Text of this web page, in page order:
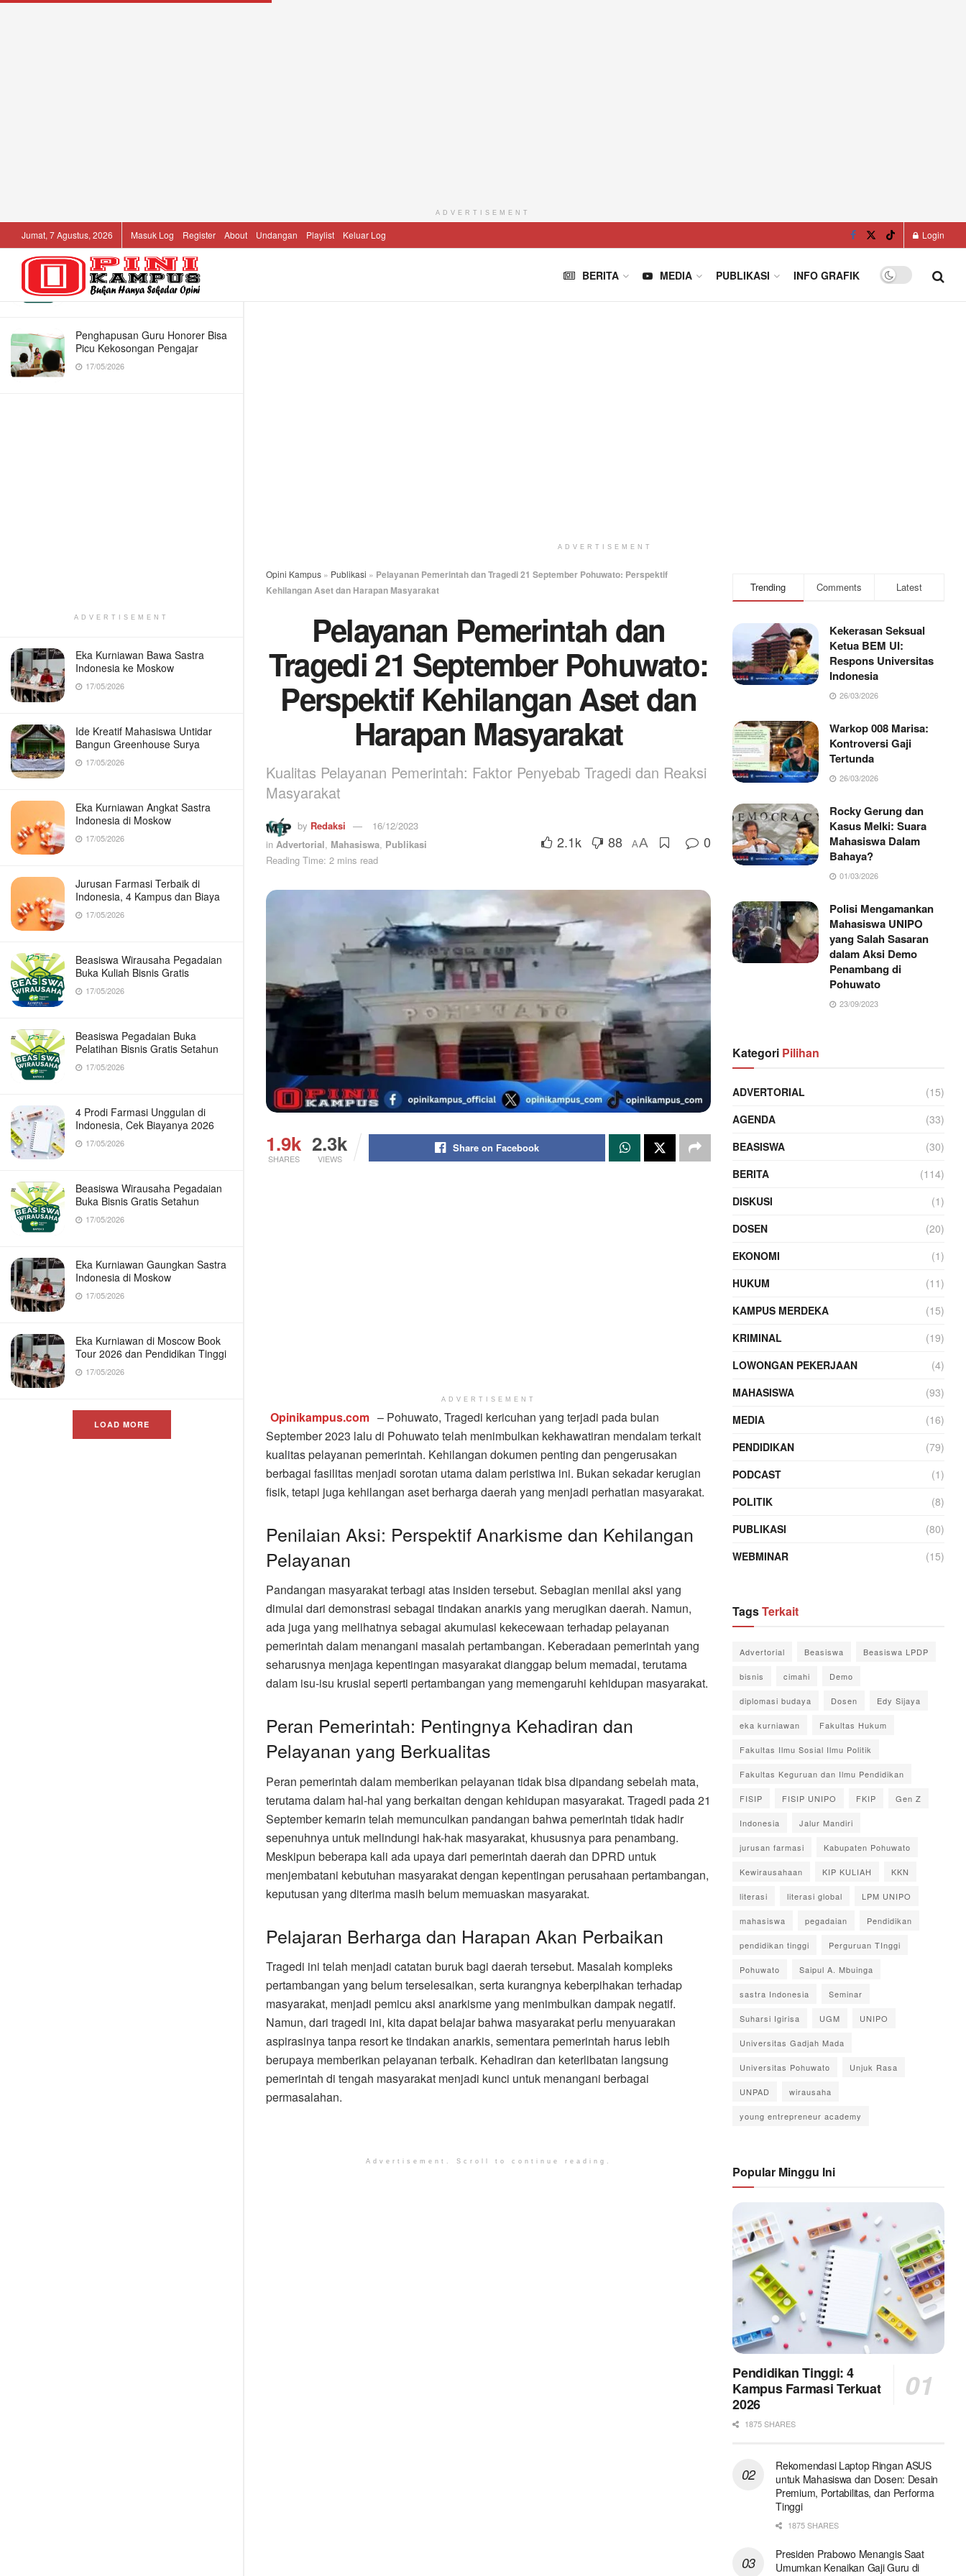
Beasiswa Wirausaha Pegadaian:
Kuliah Bisnis 1 Tahun
17/05/2026
Penghapusan Guru Honorer Bisa
Picu Kekosongan Pengajar
17/05/2026
ADVERTISEMENT
Eka Kurniawan Bawa Sastra
Indonesia ke Moskow
17/05/2026
Ide Kreatif Mahasiswa Untidar
Bangun Greenhouse Surya
17/05/2026
Eka Kurniawan Angkat Sastra
Indonesia di Moskow
17/05/2026
Jurusan Farmasi Terbaik di
Indonesia, 4 Kampus dan Biaya
17/05/2026
Beasiswa Wirausaha Pegadaian
Buka Kuliah Bisnis Gratis
17/05/2026
Beasiswa Pegadaian Buka
Pelatihan Bisnis Gratis Setahun
17/05/2026
4 Prodi Farmasi Unggulan di
Indonesia, Cek Biayanya 2026
17/05/2026
Beasiswa Wirausaha Pegadaian
Buka Bisnis Gratis Setahun
17/05/2026
Eka Kurniawan Gaungkan Sastra
Indonesia di Moskow
17/05/2026
Eka Kurniawan di Moscow Book
Tour 2026 dan Pendidikan Tinggi
17/05/2026
LOAD MORE
ADVERTISEMENT
Jumat, 7 Agustus, 2026 Masuk Log Register About Undangan Playlist Keluar Log Login
BERITA MEDIA PUBLIKASI INFO GRAFIK
ADVERTISEMENT
Opini Kampus » Publikasi » Pelayanan Pemerintah dan Tragedi 21 September Pohuwato: Perspektif
Kehilangan Aset dan Harapan Masyarakat
Pelayanan Pemerintah dan
Tragedi 21 September Pohuwato:
Perspektif Kehilangan Aset dan
Harapan Masyarakat
Kualitas Pelayanan Pemerintah: Faktor Penyebab Tragedi dan Reaksi
Masyarakat
by Redaksi
16/12/2023
in Advertorial, Mahasiswa, Publikasi
Reading Time: 2 mins read
2.1k 88 AA 0
1.9k
SHARES
2.3k
VIEWS
Share on Facebook
ADVERTISEMENT
Opinikampus.com – Pohuwato, Tragedi kericuhan yang terjadi pada bulan
September 2023 lalu di Pohuwato telah menimbulkan kekhawatiran mendalam terkait
kualitas pelayanan pemerintah. Kehilangan dokumen penting dan pengerusakan
berbagai fasilitas menjadi sorotan utama dalam peristiwa ini. Bukan sekadar kerugian
fisik, tetapi juga kehilangan aset berharga daerah yang menjadi perhatian masyarakat.
Penilaian Aksi: Perspektif Anarkisme dan Kehilangan
Pelayanan
Pandangan masyarakat terbagi atas insiden tersebut. Sebagian menilai aksi yang
dimulai dari demonstrasi sebagai tindakan anarkis yang merugikan daerah. Namun,
ada juga yang melihatnya sebagai akumulasi kekecewaan terhadap pelayanan
pemerintah dalam menangani masalah pertambangan. Keberadaan pemerintah yang
seharusnya menjaga kepentingan masyarakat dianggap belum memadai, terutama
dalam isu-isu krusial seperti pertambangan yang memengaruhi kehidupan masyarakat.
Peran Pemerintah: Pentingnya Kehadiran dan
Pelayanan yang Berkualitas
Peran pemerintah dalam memberikan pelayanan tidak bisa dipandang sebelah mata,
terutama dalam hal-hal yang berkaitan dengan kehidupan masyarakat. Tragedi pada 21
September kemarin telah memunculkan pandangan bahwa pemerintah tidak hadir
sepenuhnya untuk melindungi hak-hak masyarakat, khususnya para penambang.
Meskipun beberapa kali ada upaya dari pemerintah daerah dan DPRD untuk
menjembatani kebutuhan masyarakat dengan kepentingan perusahaan pertambangan,
keputusan yang diterima masih belum memuaskan masyarakat.
Pelajaran Berharga dan Harapan Akan Perbaikan
Tragedi ini telah menjadi catatan buruk bagi daerah tersebut. Masalah kompleks
pertambangan yang belum terselesaikan, serta kurangnya keberpihakan terhadap
masyarakat, menjadi pemicu aksi anarkisme yang menimbulkan dampak negatif.
Namun, dari tragedi ini, kita dapat belajar bahwa masyarakat perlu menyuarakan
aspirasinya tanpa resort ke tindakan anarkis, sementara pemerintah harus lebih
berupaya memberikan pelayanan terbaik. Kehadiran dan keterlibatan langsung
pemerintah di tengah masyarakat menjadi kunci untuk menangani berbagai
permasalahan.
Advertisement. Scroll to continue reading.
Trending Comments Latest
Kekerasan Seksual
Ketua BEM UI:
Respons Universitas
Indonesia
26/03/2026
Warkop 008 Marisa:
Kontroversi Gaji
Tertunda
26/03/2026
Rocky Gerung dan
Kasus Melki: Suara
Mahasiswa Dalam
Bahaya?
01/03/2026
Polisi Mengamankan
Mahasiswa UNIPO
yang Salah Sasaran
dalam Aksi Demo
Penambang di
Pohuwato
23/09/2023
Kategori Pilihan
ADVERTORIAL
(15)
AGENDA
(33)
BEASISWA
(30)
BERITA
(114)
DISKUSI
(1)
DOSEN
(20)
EKONOMI
(1)
HUKUM
(11)
KAMPUS MERDEKA
(15)
KRIMINAL
(19)
LOWONGAN PEKERJAAN
(4)
MAHASISWA
(93)
MEDIA
(16)
PENDIDIKAN
(79)
PODCAST
(1)
POLITIK
(8)
PUBLIKASI
(80)
WEBMINAR
(15)
TagsTerkait
Advertorial Beasiswa Beasiswa LPDP
bisnis cimahi Demo
diplomasi budaya Dosen Edy Sijaya
eka kurniawan Fakultas Hukum
Fakultas Ilmu Sosial Ilmu Politik
Fakultas Keguruan dan Ilmu Pendidikan
FISIP FISIP UNIPO FKIP Gen Z
Indonesia Jalur Mandiri
jurusan farmasi Kabupaten Pohuwato
Kewirausahaan KIP KULIAH KKN
literasi literasi global LPM UNIPO
mahasiswa pegadaian Pendidikan
pendidikan tinggi Perguruan TInggi
Pohuwato Saipul A. Mbuinga
sastra Indonesia Seminar
Suharsi Igirisa UGM UNIPO
Universitas Gadjah Mada
Universitas Pohuwato Unjuk Rasa
UNPAD wirausaha
young entrepreneur academy
Popular Minggu Ini
Pendidikan Tinggi: 4
Kampus Farmasi Terkuat
2026
1875 SHARES
Rekomendasi Laptop Ringan ASUS
untuk Mahasiswa dan Dosen: Desain
Premium, Portabilitas, dan Performa
Tinggi
1875 SHARES
Presiden Prabowo Menangis Saat
Umumkan Kenaikan Gaji Guru di